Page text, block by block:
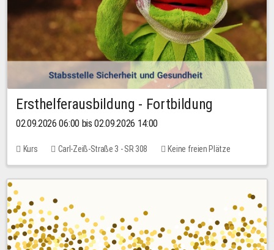
Ersthelferausbildung - Fortbildung
02.09.2026 06:00 bis 02.09.2026 14:00
Kurs Carl-Zeiß-Straße 3 - SR 308 Keine freien Plätze